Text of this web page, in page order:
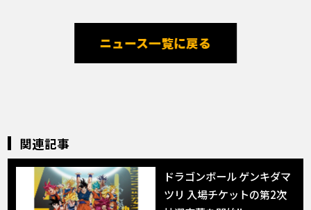
ニュース一覧に戻る
関連記事
ドラゴンボール ゲンキダマ
ツリ 入場チケットの第2次